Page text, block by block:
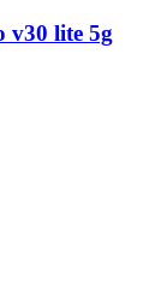
v30 lite 5g